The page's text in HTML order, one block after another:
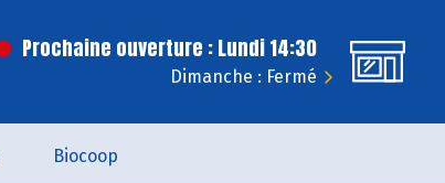
Prochaine ouverture : Lundi 14:30
Dimanche : Fermé
Biocoop